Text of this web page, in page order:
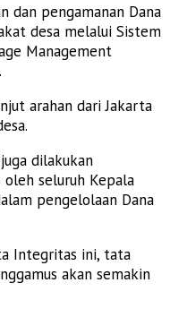
dan pengamanan Dana
desa melalui Sistem
Management
arahan dari Jakarta
dilakukan
seluruh Kepala
pengelolaan Dana
Integritas ini, tata
akan semakin